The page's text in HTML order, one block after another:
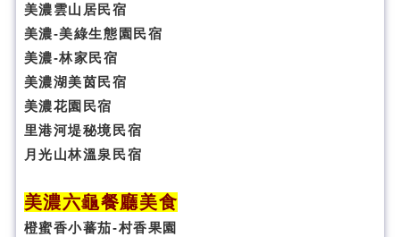
美濃雲山居民宿
美濃-美綠生態園民宿
美濃-林家民宿
美濃湖美茵民宿
美濃花園民宿
里港河堤秘境民宿
月光山林溫泉民宿
美濃六龜餐廳美食
橙蜜香小蕃茄-村香果園